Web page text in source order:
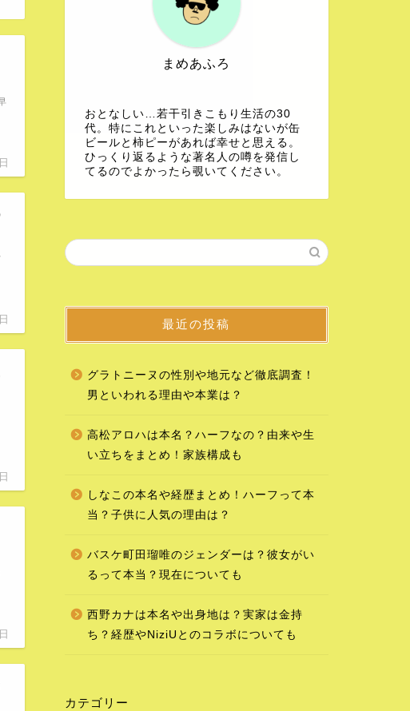
まめあふろ
おとなしい…若干引きこもり生活の30
代。特にこれといった楽しみはないが缶
ビールと柿ピーがあれば幸せと思える。
ひっくり返るような著名人の噂を発信し
てるのでよかったら覗いてください。
最近の投稿
グラトニーヌの性別や地元など徹底調査！
男といわれる理由や本業は？
高松アロハは本名？ハーフなの？由来や生
い立ちをまとめ！家族構成も
しなこの本名や経歴まとめ！ハーフって本
当？子供に人気の理由は？
バスケ町田瑠唯のジェンダーは？彼女がい
るって本当？現在についても
西野カナは本名や出身地は？実家は金持
ち？経歴やNiziUとのコラボについても
カテゴリー